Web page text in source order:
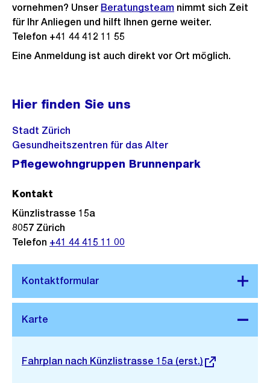
vornehmen? Unser Beratungsteam nimmt sich Zeit
für Ihr Anliegen und hilft Ihnen gerne weiter.
Telefon +41 44 412 11 55
Eine Anmeldung ist auch direkt vor Ort möglich.
Hier finden Sie uns
Stadt Zürich
Gesundheitszentren für das Alter
Pflegewohngruppen Brunnenpark
Stadtplan 3D
Externer
Fahrplan nach Künzlistrasse 15a (erst.)
Kontakt
Künzlistrasse 15a
8057 Zürich
Telefon +41 44 415 11 00